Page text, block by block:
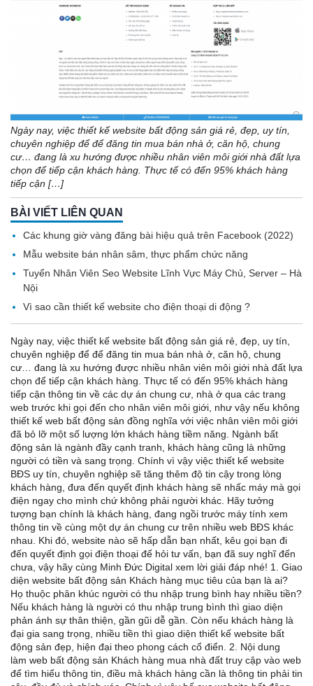
Ngày nay, việc thiết kế website bất động sản giá rẻ, đẹp, uy tín,
chuyên nghiệp để để đăng tin mua bán nhà ở, căn hộ, chung
cư… đang là xu hướng được nhiều nhân viên môi giới nhà đất lựa
chọn để tiếp cận khách hàng. Thực tế có đến 95% khách hàng
tiếp cận […]
BÀI VIẾT LIÊN QUAN
Các khung giờ vàng đăng bài hiệu quả trên Facebook (2022)
Mẫu website bán nhân sâm, thực phẩm chức năng
Tuyển Nhân Viên Seo Website Lĩnh Vực Máy Chủ, Server – Hà
Nội
Vì sao cần thiết kế website cho điện thoại di động ?
Ngày nay, việc thiết kế website bất động sản giá rẻ, đẹp, uy tín,
chuyên nghiệp để để đăng tin mua bán nhà ở, căn hộ, chung
cư… đang là xu hướng được nhiều nhân viên môi giới nhà đất lựa
chọn để tiếp cận khách hàng. Thực tế có đến 95% khách hàng
tiếp cận thông tin về các dự án chung cư, nhà ở qua các trang
web trước khi gọi đến cho nhân viên môi giới, như vậy nếu không
thiết kế web bất động sản đồng nghĩa với việc nhân viên môi giới
đã bỏ lỡ một số lượng lớn khách hàng tiềm năng. Ngành bất
động sản là ngành đầy cạnh tranh, khách hàng cũng là những
người có tiền và sang trọng. Chính vì vậy việc thiết kế website
BĐS uy tín, chuyên nghiệp sẽ tăng thêm độ tin cậy trong lòng
khách hàng, đưa đến quyết định khách hàng sẽ nhấc máy mà gọi
điện ngay cho mình chứ không phải người khác. Hãy tưởng
tượng bạn chính là khách hàng, đang ngồi trước máy tính xem
thông tin về cùng một dự án chung cư trên nhiều web BĐS khác
nhau. Khi đó, website nào sẽ hấp dẫn bạn nhất, kêu gọi bạn đi
đến quyết định gọi điện thoại để hỏi tư vấn, bạn đã suy nghĩ đến
chưa, vậy hãy cùng Minh Đức Digital xem lời giải đáp nhé! 1. Giao
diện website bất động sản Khách hàng mục tiêu của bạn là ai?
Họ thuộc phân khúc người có thu nhập trung bình hay nhiều tiền?
Nếu khách hàng là người có thu nhập trung bình thì giao diện
phản ánh sự thân thiện, gần gũi dễ gần. Còn nếu khách hàng là
đại gia sang trọng, nhiều tiền thì giao diện thiết kế website bất
động sản đẹp, hiện đại theo phong cách cổ điển. 2. Nội dung
làm web bất động sản Khách hàng mua nhà đất truy cập vào web
để tìm hiểu thông tin, điều mà khách hàng cần là thông tin phải tin